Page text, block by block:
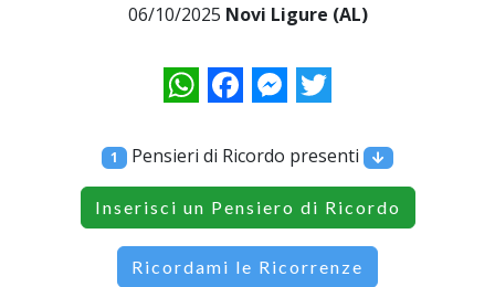
06/10/2025 Novi Ligure (AL)
WhatsAppFacebookMessenger
Twitter
1 Pensieri di Ricordo presenti
Inserisci un Pensiero di Ricordo
Ricordami le Ricorrenze